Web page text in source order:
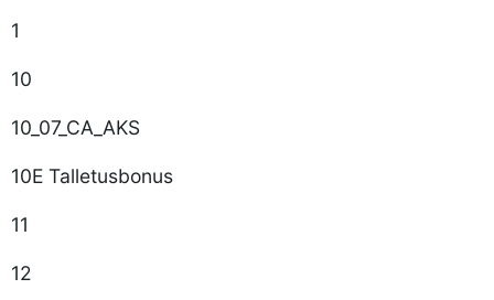
1
10
10_07_CA_AKS
10E Talletusbonus
11
12